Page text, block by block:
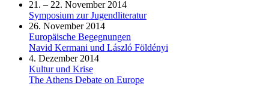
21. – 22. November 2014
Symposium zur Jugendliteratur
26. November 2014
Europäische Begegnungen
Navid Kermani und László Földényi
4. Dezember 2014
Kultur und Krise
The Athens Debate on Europe